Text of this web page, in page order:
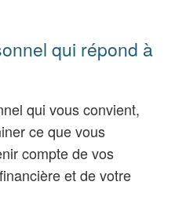
qui répond à
qui vous convient,
ce que vous
compte de vos
et de votre